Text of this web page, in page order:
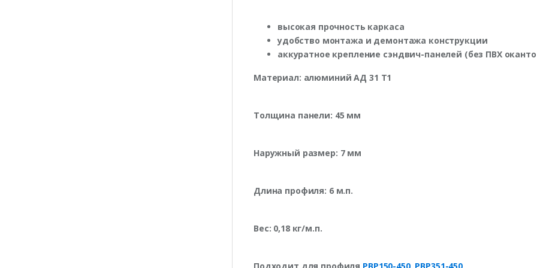
высокая прочность каркаса
удобство монтажа и демонтажа конструкции
аккуратное крепление сэндвич-панелей (без ПВХ
Материал: алюминий АД 31 Т1
Толщина панели: 45 мм
Наружный размер: 7 мм
Длина профиля: 6 м.п.
Вес: 0,18 кг/м.п.